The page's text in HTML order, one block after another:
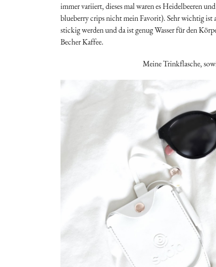
immer variiert, dieses mal waren es Heidelbeeren
blueberry crips nicht mein Favorit). Sehr wichtig ist
stickig werden und da ist genug Wasser für den
Becher Kaffee.
Meine Trinkflasche,